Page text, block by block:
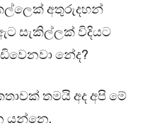
අතුරුදහන්
සැකිල්ලක් විදියට
නේද?
තමයි අද අපි මේ
යන්නෙ.